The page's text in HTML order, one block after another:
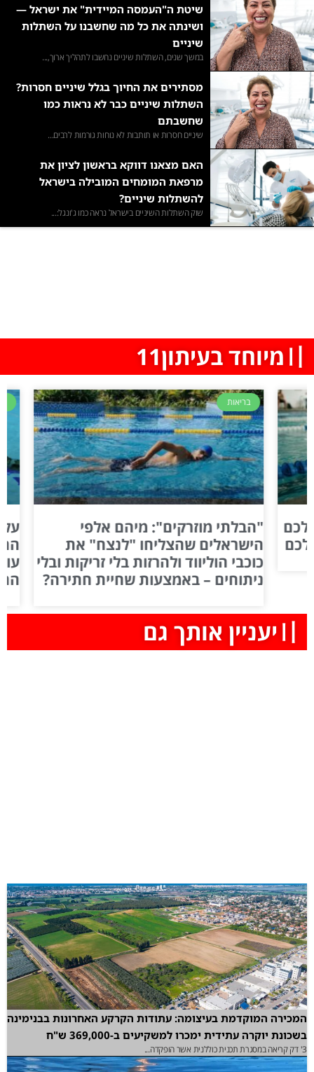
שיטת ה"העמסה המיידית" את ישראל —
ושינתה את כל מה שחשבנו על השתלות
שיניים
במשך שנים, השתלות שיניים נחשבו לתהליך ארוך,...
מסתירים את החיוך בגלל שיניים חסרות?
השתלות שיניים כבר לא נראות כמו
שחשבתם
שיניים חסרות או תותבות לא נוחות גורמות לרבים...
האם מצאנו דווקא בראשון לציון את
מרפאת המומחים המובילה בישראל
להשתלות שיניים?
שוק השתלות השיניים בישראל נראה כמו ג'ונגל:...
〢מיוחד בעיתון11
בריאות
"הבלתי מוזרקים": מיהם אלפי
הישראלים שהצליחו "לנצח" את
כוכבי הוליווד ולהרזות בלי זריקות ובלי
ניתוחים – באמצעות שחיית חתירה?
על
〢יעניין אותך גם
המכירה המוקדמת בעיצומה: עתודות הקרקע האחרונות בבנימינה
בשכונת יוקרה עתידית ימכרו למשקיעים ב-369,000 ש"ח
3' דק קריאה במסגרת תכנית כוללנית אשר הופקדה...